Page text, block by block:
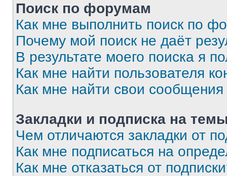
Поиск по форумам
Как мне выполнить поиск по
Почему мой поиск не даёт
В результате моего поиска я
Как мне найти пользователя
Как мне найти свои
Закладки и подписка на
Чем отличаются закладки от
Как мне подписаться на
Как мне отказаться от